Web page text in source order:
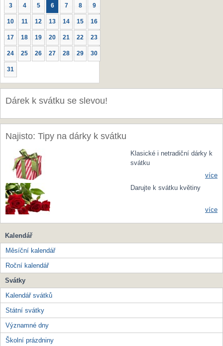
3 4 5 6 7 8 9
10 11 12 13 14 15 16
17 18 19 20 21 22 23
24 25 26 27 28 29 30
31
Dárek k svátku se slevou!
Najisto: Tipy na dárky k svátku
Klasické i netradiční dárky k
svátku
více
Darujte k svátku květiny
více
Kalendář
Měsíční kalendář
Roční kalendář
Svátky
Kalendář svátků
Státní svátky
Významné dny
Školní prázdniny